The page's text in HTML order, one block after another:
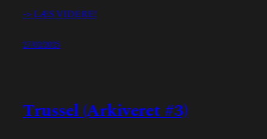
-> LÆS VIDERE!
27/02/2025
Trussel (Arkiveret #3)